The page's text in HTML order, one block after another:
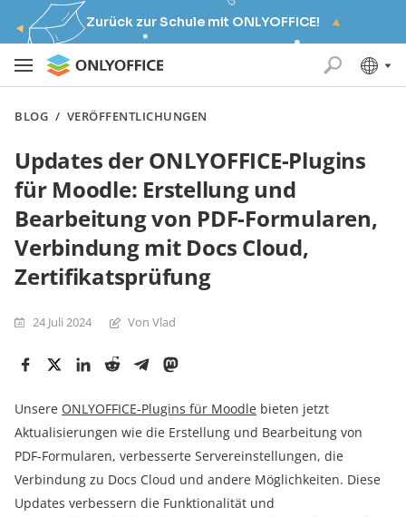
Zurück zur Schule mit ONLYOFFICE!
BLOG / VERÖFFENTLICHUNGEN
Updates der ONLYOFFICE-Plugins
für Moodle: Erstellung und
Bearbeitung von PDF-Formularen,
Verbindung mit Docs Cloud,
Zertifikatsprüfung
24 Juli 2024 Von Vlad
Unsere ONLYOFFICE-Plugins für Moodle bieten jetzt
Aktualisierungen wie die Erstellung und Bearbeitung von
PDF-Formularen, verbesserte Servereinstellungen, die
Verbindung zu Docs Cloud und andere Möglichkeiten. Diese
Updates verbessern die Funktionalität und